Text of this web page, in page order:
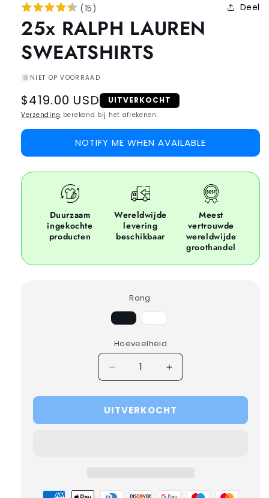
(15) Deel
25x RALPH LAUREN
SWEATSHIRTS
NIET OP VOORRAAD
Regular
price
$419.00 USD UITVERKOCHT
Verzending berekend bij het afrekenen.
NOTIFY ME WHEN AVAILABLE
Duurzaam
ingekochte
producten
Wereldwijde
levering
beschikbaar
Meest
vertrouwde
wereldwijde
groothandel
Rang
AVariant
niet
beschikbaar
BVariant
of
niet
beschikbaar
Hoeveelheid
Verminder
hoeveelheid
voor
25x
RALPH
Verhoog
hoeveelheid
voor
25x
RALPH
UITVERKOCHT
Betaalmethoden